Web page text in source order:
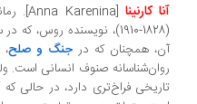
کارنینا [Anna Karenina] . رمانی از
همچنان که در جنگ و صلح، بعضاً
صنوف انسانی است. ولی
فراخ‌تری دارد، در حالی که آنا